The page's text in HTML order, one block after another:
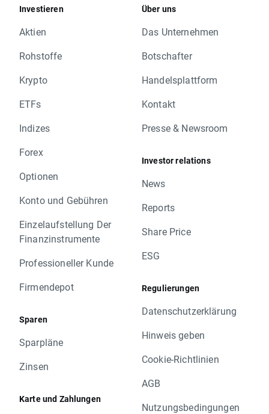
Investieren
Aktien
Rohstoffe
Krypto
ETFs
Indizes
Forex
Optionen
Konto und Gebühren
Einzelaufstellung Der
Finanzinstrumente
Professioneller Kunde
Firmendepot
Sparen
Sparpläne
Zinsen
Karte und Zahlungen
Über uns
Das Unternehmen
Botschafter
Handelsplattform
Kontakt
Presse & Newsroom
Investor relations
News
Reports
Share Price
ESG
Regulierungen
Datenschutzerklärung
Hinweis geben
Cookie-Richtlinien
AGB
Nutzungsbedingungen